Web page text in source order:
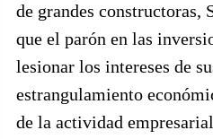
de grandes constructoras,
que el parón en las
lesionar los intereses de
estrangulamiento
de la actividad